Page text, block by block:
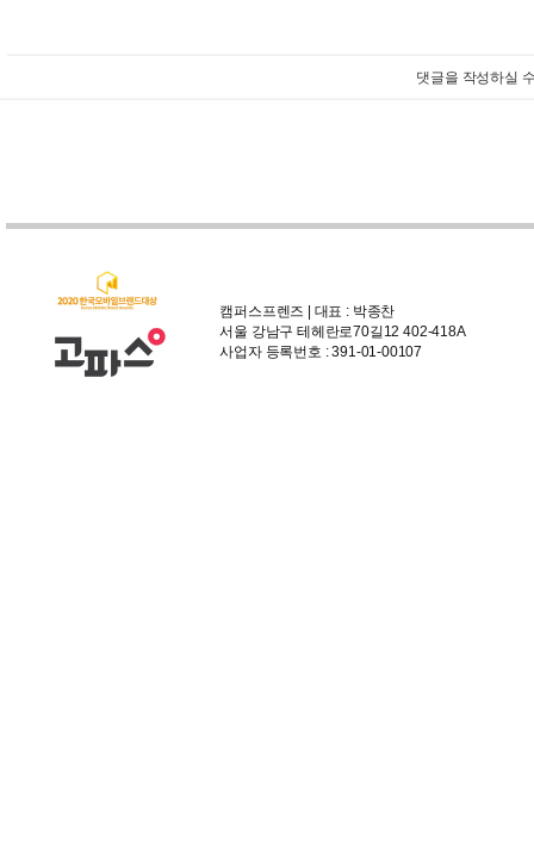
댓글을 작성하실
캠퍼스프렌즈 | 대표 : 박종찬
서울 강남구 테헤란로70길12 402-418A
사업자 등록번호 : 391-01-00107